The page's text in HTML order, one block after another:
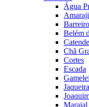
Água
Amaraji
Belém
Catende
Chã
Cortes
Escada
Jaqueira
Maraial